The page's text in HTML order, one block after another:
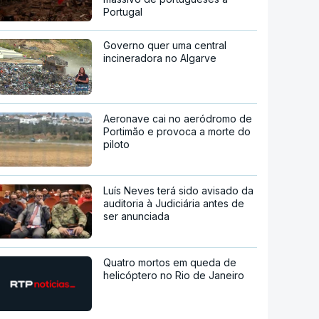
Portugal
Governo quer uma central
incineradora no Algarve
Aeronave cai no aeródromo de
Portimão e provoca a morte do
piloto
Luís Neves terá sido avisado da
auditoria à Judiciária antes de
ser anunciada
Quatro mortos em queda de
helicóptero no Rio de Janeiro